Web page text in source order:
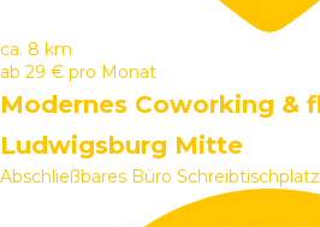
ca. 8 km
ab 29 € pro Monat
Modernes Coworking &
Ludwigsburg Mitte
Abschließbares Büro Schreibtischplatz